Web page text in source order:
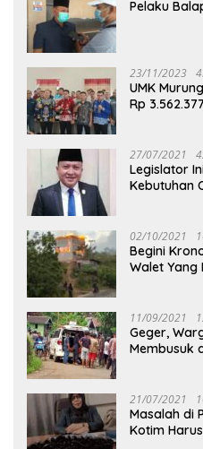
Pelaku
23/11/2023
UMK
Rp 3.562.377
27/07/2021
Legislator
Kebutuhan
02/10/2021
Begini
Walet
11/09/2021
Geger,
Membusuk
21/07/2021
Masalah di
Kotim